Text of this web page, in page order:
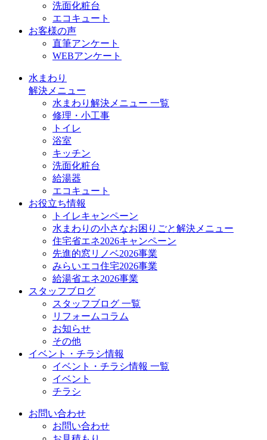
洗面化粧台
エコキュート
お客様の声
直筆アンケート
WEBアンケート
水まわり
解決メニュー
水まわり解決メニュー 一覧
修理・小工事
トイレ
浴室
キッチン
洗面化粧台
給湯器
エコキュート
お役立ち情報
トイレキャンペーン
水まわりの小さなお困りごと解決メニュー
住宅省エネ2026キャンペーン
先進的窓リノベ2026事業
みらいエコ住宅2026事業
給湯省エネ2026事業
スタッフブログ
スタッフブログ 一覧
リフォームコラム
お知らせ
その他
イベント・チラシ情報
イベント・チラシ情報 一覧
イベント
チラシ
お問い合わせ
お問い合わせ